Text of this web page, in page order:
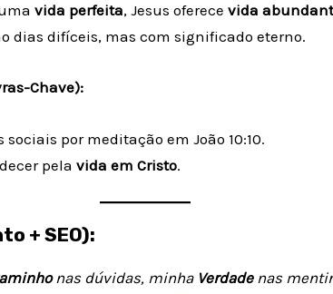
vida perfeita, Jesus oferecevida
dias difíceis, mas com significado eterno.
Chave):
sociais por meditação em João 10:10.
pelavida em Cristo.
+ SEO):
nas dúvidas, minha Verdadenas